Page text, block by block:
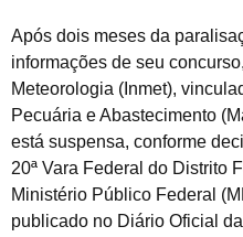
Após dois meses da
informações de seu
Meteorologia (Inmet),
Pecuária e Abastecimento
está suspensa, conforme
20ª Vara Federal do Distrito
Ministério Público Federal
publicado no Diário Oficial